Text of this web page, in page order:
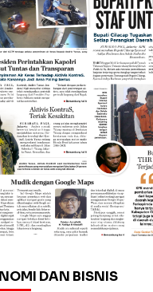
DAN BISNIS